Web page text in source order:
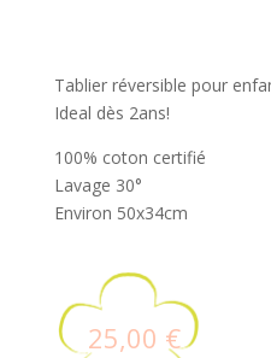
Tablier réversible pour
Ideal dès 2ans!
100% coton certifié
Lavage 30°
Environ 50x34cm
25,00 €